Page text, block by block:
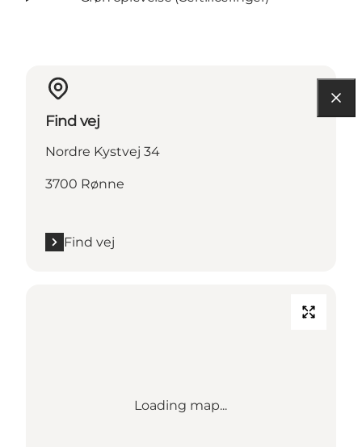
Find vej
Nordre Kystvej 34
3700 Rønne
Find vej
Loading map...